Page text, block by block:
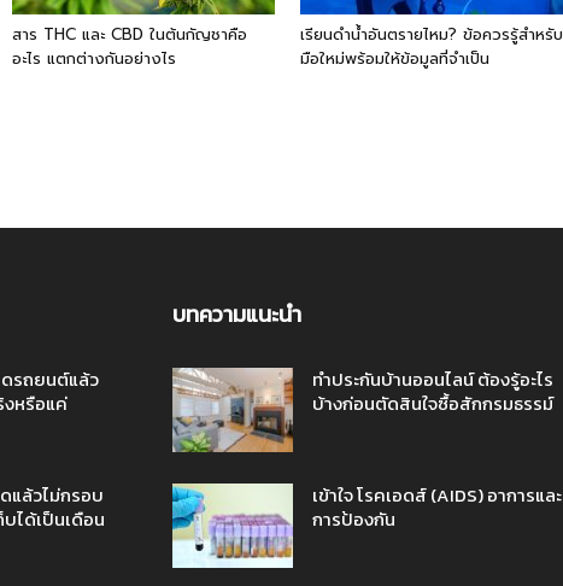
สาร THC และ CBD ในต้นกัญชาคือ
อะไร แตกต่างกันอย่างไร
เรียนดำน้ำอันตรายไหม? ข้อควรรู้สำหรับ
มือใหม่พร้อมให้ข้อมูลที่จำเป็น
ดรถยนต์แล้ว
งหรือแค่
แล้วไม่กรอบ
ได้เป็นเดือน
บทความแนะนำ
ทำประกันบ้านออนไลน์ ต้องรู้อะไร
บ้างก่อนตัดสินใจซื้อสักกรมธรรม์
เข้าใจ โรคเอดส์ (AIDS) อาการและ
การป้องกัน